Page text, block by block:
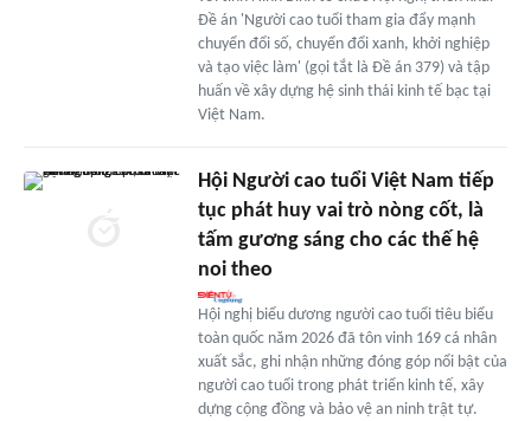
Đề án 'Người cao tuổi tham gia đẩy mạnh
chuyển đổi số, chuyển đổi xanh, khởi nghiệp
và tạo việc làm' (gọi tắt là Đề án 379) và tập
huấn về xây dựng hệ sinh thái kinh tế bạc tại
Việt Nam.
Hội Người cao tuổi Việt Nam tiếp
tục phát huy vai trò nòng cốt, là
tấm gương sáng cho các thế hệ
noi theo
Hội nghị biểu dương người cao tuổi tiêu biểu
toàn quốc năm 2026 đã tôn vinh 169 cá nhân
xuất sắc, ghi nhận những đóng góp nổi bật của
người cao tuổi trong phát triển kinh tế, xây
dựng cộng đồng và bảo vệ an ninh trật tự.